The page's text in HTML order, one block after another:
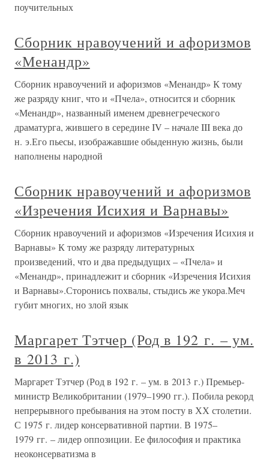
поучительных
Сборник нравоучений и афоризмов
«Менандр»
Сборник нравоучений и афоризмов «Менандр» К тому
же разряду книг, что и «Пчела», относится и сборник
«Менандр», названный именем древнегреческого
драматурга, жившего в середине IV – начале III века до
н. э.Его пьесы, изображавшие обыденную жизнь, были
наполнены народной
Сборник нравоучений и афоризмов
«Изречения Исихия и Варнавы»
Сборник нравоучений и афоризмов «Изречения Исихия и
Варнавы» К тому же разряду литературных
произведений, что и два предыдущих – «Пчела» и
«Менандр», принадлежит и сборник «Изречения Исихия
и Варнавы».Сторонись похвалы, стыдись же укора.Меч
губит многих, но злой язык
Маргарет Тэтчер (Род в 192 г. – ум.
в 2013 г.)
Маргарет Тэтчер (Род в 192 г. – ум. в 2013 г.) Премьер-
министр Великобритании (1979–1990 гг.). Побила рекорд
непрерывного пребывания на этом посту в ХХ столетии.
С 1975 г. лидер консервативной партии. В 1975–
1979 гг. – лидер оппозиции. Ее философия и практика
неоконсерватизма в